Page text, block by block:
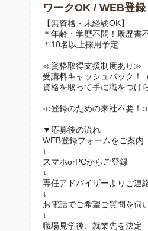
ワークOK / WEB登
【無資格・未経験OK】
＊年齢・学歴不問！履歴書
＊10名以上採用予定
≪資格取得支援制度あり≫
受講料キャッシュバック！
資格を取って手に職をつけ
≪登録のための来社不要！
▼応募後の流れ
WEB登録フォームをご案内
↓
スマホorPCからご登録
↓
専任アドバイザーよりご連
↓
お電話でご希望ご質問を伺
↓
職場見学後、就業先を決定